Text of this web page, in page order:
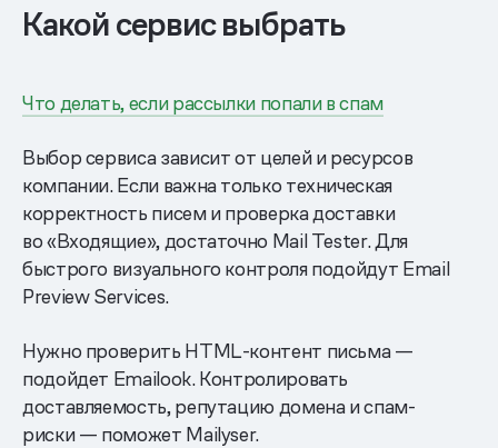
Какой сервис выбрать
Что делать, если рассылки попали в спам
Выбор сервиса зависит от целей и ресурсов
компании. Если важна только техническая
корректность писем и проверка доставки
во «Входящие», достаточно Mail Tester. Для
быстрого визуального контроля подойдут Email
Preview Services.
Нужно проверить HTML-контент письма —
подойдет Emailook. Контролировать
доставляемость, репутацию домена и спам-
риски — поможет Mailyser.